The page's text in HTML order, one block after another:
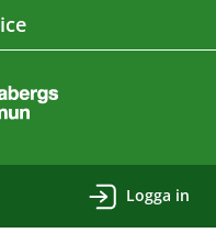
Logga in